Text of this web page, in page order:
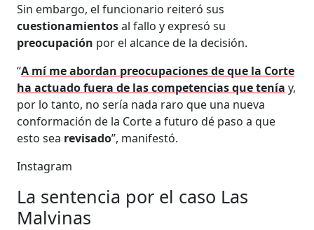
Sin embargo, el funcionario reiteró sus
cuestionamientosal fallo y expresó su
preocupación por el alcance de la decisión.
“A mí me abordan preocupaciones de que la Corte
ha actuado fuera de las competencias que tenía y,
por lo tanto, no sería nada raro que una nueva
conformación de la Corte a futuro dé paso a que
esto sea revisado”, manifestó.
Instagram
La sentencia por el caso Las
Malvinas